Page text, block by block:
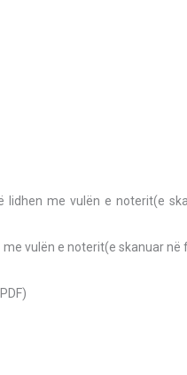
lidhen me vulën e noterit(e
me vulën e noterit(e skanuar